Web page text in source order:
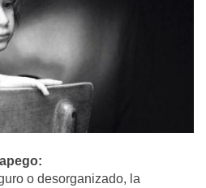
o desorganizado, la